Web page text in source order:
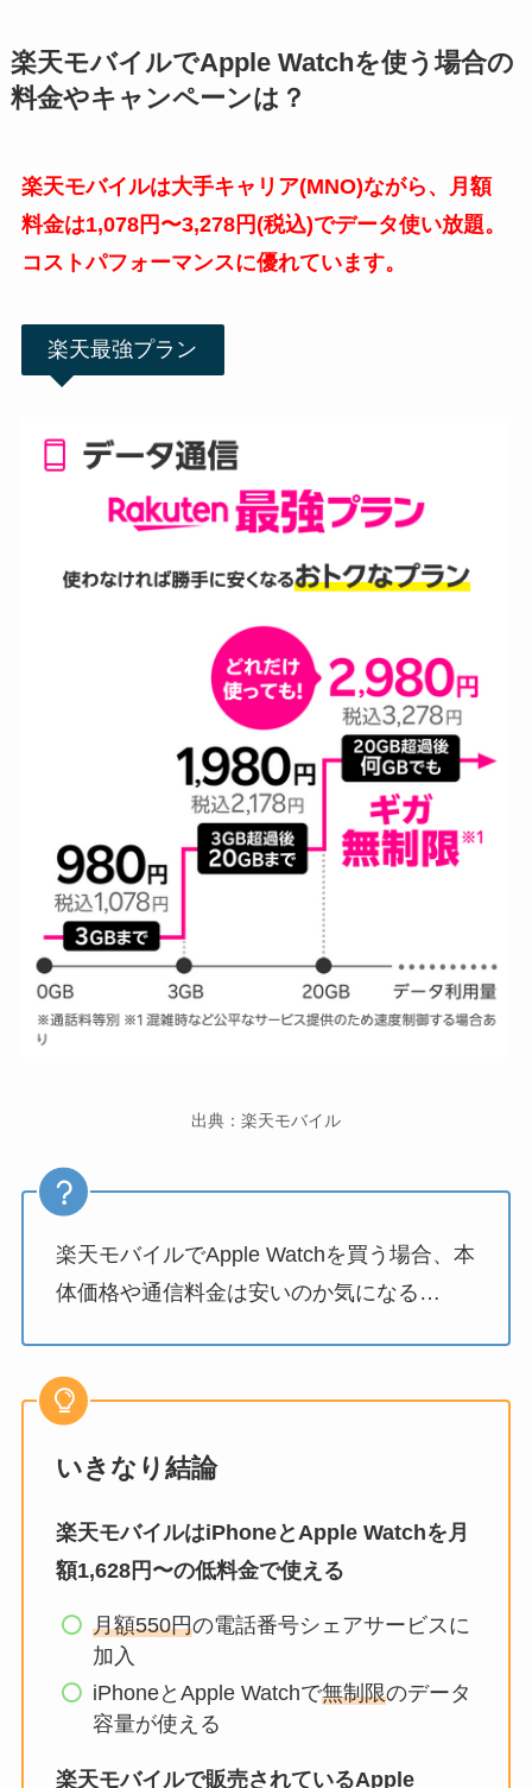
楽天モバイルでApple Watchを使う場合の
料金やキャンペーンは？
楽天モバイルは大手キャリア(MNO)ながら、月額
料金は1,078円〜3,278円(税込)でデータ使い放題。
コストパフォーマンスに優れています。
楽天最強プラン
出典：楽天モバイル
楽天モバイルでApple Watchを買う場合、本
体価格や通信料金は安いのか気になる…
いきなり結論
楽天モバイルはiPhoneとApple Watchを月
額1,628円〜の低料金で使える
月額550円の電話番号シェアサービスに
加入
iPhoneとApple Watchで無制限のデータ
容量が使える
楽天モバイルで販売されているApple